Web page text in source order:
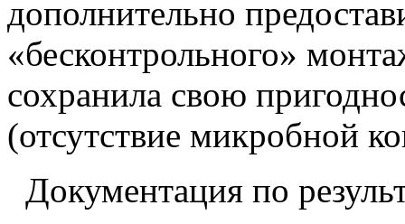
дополнительно
«бесконтрольного»
сохранила свою
(отсутствие микробной
Документация по